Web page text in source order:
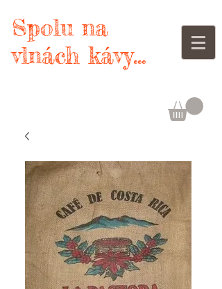
Spolu na
vlnách kávy...